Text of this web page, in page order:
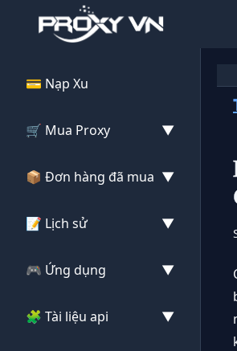
💳 Nạp Xu
🛒 Mua Proxy ▼
🛒 4G mobile
📦 Đơn hàng đã mua ▼
📦 4G mobile
📦 IPV4 Tĩnh
📝 Lịch sử ▼
📝 Lịch sử nạp
🎮 Ứng dụng ▼
📥 Tải ứng dụng
🧩 Tài liệu api ▼